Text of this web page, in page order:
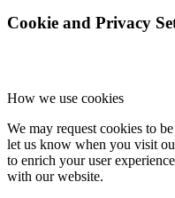
Cookie and Privacy
How we use cookies
We may request cookies to
let us know when you visit
to enrich your user
with our website.